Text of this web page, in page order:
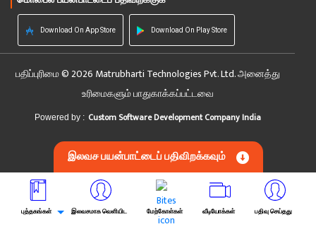
Download On App Store Download On Play Store
பதிப்புரிமை © 2026 Matrubharti Technologies Pvt. Ltd. அனைத்து
உரிமைகளும் பாதுகாக்கப்பட்டவை
Powered by : Custom Software Development Company India
இலவச பயன்பாட்டைப் பதிவிறக்கவும்
புத்தகங்கள் இலவசமாக வெளியிட மேற்கோள்கள் வீடியோக்கள் பதிவு செய்தது